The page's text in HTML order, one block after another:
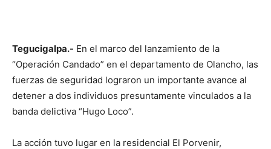
Tegucigalpa.- En el marco del lanzamiento de la
“Operación Candado” en el departamento de Olancho, las
fuerzas de seguridad lograron un importante avance al
detener a dos individuos presuntamente vinculados a la
banda delictiva “Hugo Loco”.
La acción tuvo lugar en la residencial El Porvenir,